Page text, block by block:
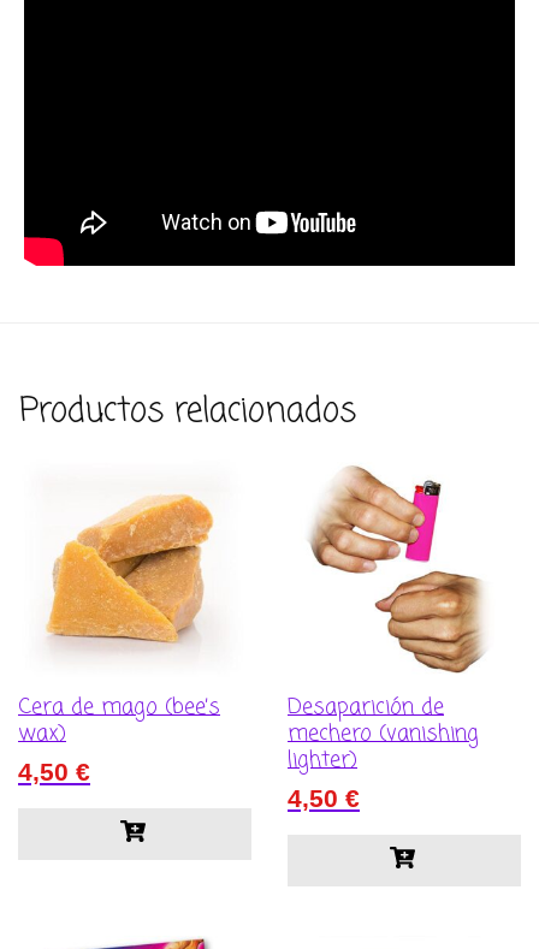
Productos relacionados
Cera de mago (bee’s
wax)
4,50 €
Desaparición de
mechero (vanishing
lighter)
4,50 €